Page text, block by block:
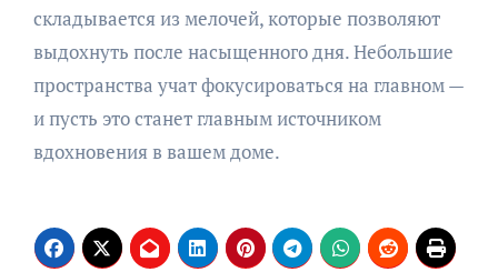
складывается из мелочей, которые позволяют
выдохнуть после насыщенного дня. Небольшие
пространства учат фокусироваться на главном —
и пусть это станет главным источником
вдохновения в вашем доме.